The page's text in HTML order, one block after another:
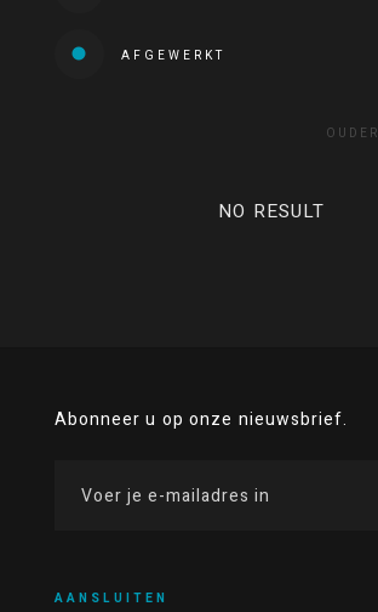
AFGEWERKT
OUDER
NO RESULT
Abonneer u op onze nieuwsbrief.
AANSLUITEN